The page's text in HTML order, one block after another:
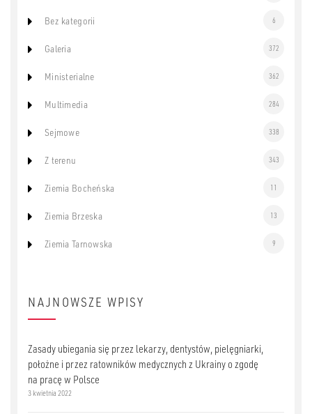
Bez kategorii 6
Galeria 372
Ministerialne 362
Multimedia 284
Sejmowe 338
Z terenu 343
Ziemia Bocheńska 11
Ziemia Brzeska 13
Ziemia Tarnowska 9
NAJNOWSZE WPISY
Zasady ubiegania się przez lekarzy, dentystów, pielęgniarki,
położne i przez ratowników medycznych z Ukrainy o zgodę
na pracę w Polsce
3 kwietnia 2022